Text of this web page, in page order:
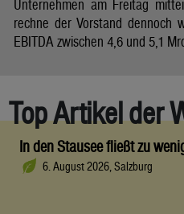
Unternehmen am Freitag
rechne der Vorstand dennoch
EBITDA zwischen 4,6 und 5,1
Top Artikel der
In den Stausee fließt zu
6. August 2026, Salzburg